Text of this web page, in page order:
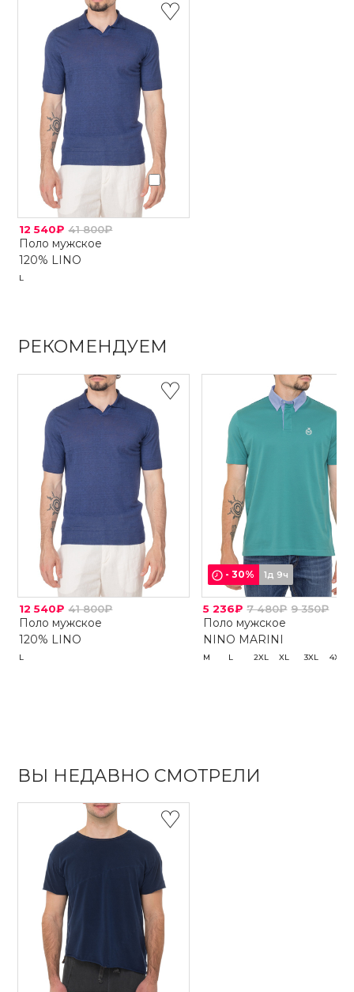
12 540₽ 41 800₽
Поло мужское
120% LINO
L
РЕКОМЕНДУЕМ
12 540₽ 41 800₽
Поло мужское
120% LINO
L
-30% 1д 9ч
5 236₽ 7 480₽ 9 350₽
Поло мужское
NINO MARINI
M L 2XL XL 3XL 4XL
ВЫ НЕДАВНО СМОТРЕЛИ